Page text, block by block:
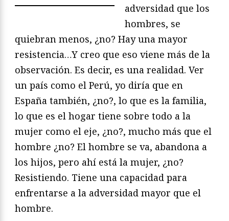
adversidad que los
hombres, se
quiebran menos, ¿no? Hay una mayor
resistencia…Y creo que eso viene más de la
observación. Es decir, es una realidad. Ver
un país como el Perú, yo diría que en
España también, ¿no?, lo que es la familia,
lo que es el hogar tiene sobre todo a la
mujer como el eje, ¿no?, mucho más que el
hombre ¿no? El hombre se va, abandona a
los hijos, pero ahí está la mujer, ¿no?
Resistiendo. Tiene una capacidad para
enfrentarse a la adversidad mayor que el
hombre.